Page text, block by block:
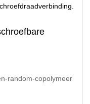
random-copolymeer